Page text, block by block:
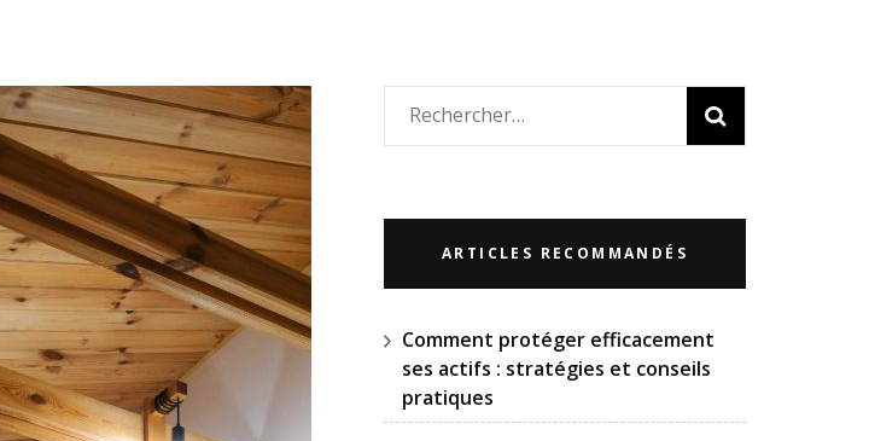
Rechercher :
ARTICLES RECOMMANDÉS
Comment protéger efficacement
ses actifs : stratégies et conseils
pratiques